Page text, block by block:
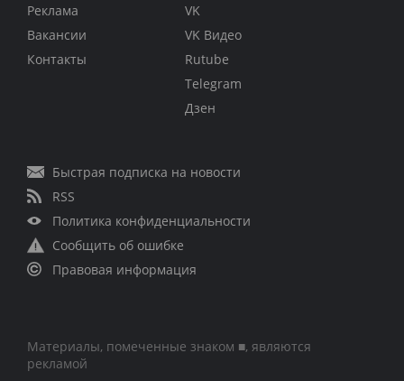
Реклама
Вакансии
Контакты
VK
VK Видео
Rutube
Telegram
Дзен
Быстрая подписка на новости
RSS
Политика конфиденциальности
Сообщить об ошибке
Правовая информация
Материалы, помеченные знаком ■, являются
рекламой